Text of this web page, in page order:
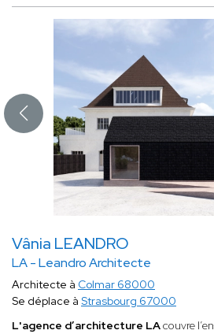
Vânia LEANDRO
LA - Leandro Architecte
Architecte à Colmar 68000
Se déplace à Strasbourg 67000
L'agence d’architecture LAcouvre